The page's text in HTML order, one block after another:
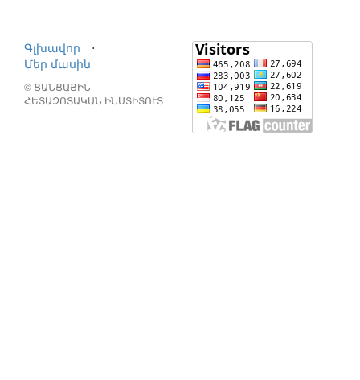
Գլխավոր
⋅
Մեր մասին
© ՑԱՆՑԱՅԻՆ
ՀԵՏԱԶՈՏԱԿԱՆ ԻՆՍՏԻՏՈՒՏ